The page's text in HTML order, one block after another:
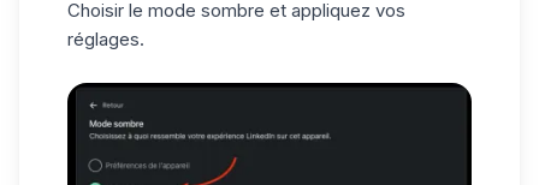
Choisir le mode sombre et appliquez vos
réglages.